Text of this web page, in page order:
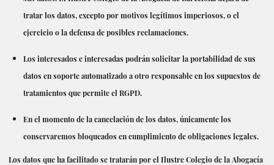
tratar los datos, excepto por motivos legítimos imperiosos, o el
ejercicio o la defensa de posibles reclamaciones.
Los interesados ​​e interesadas podrán solicitar la portabilidad de sus
datos en soporte automatizado a otro responsable en los supuestos de
tratamientos que permite el RGPD.
En el momento de la cancelación de los datos, únicamente los
conservaremos bloqueados en cumplimiento de obligaciones legales.
Los datos que ha facilitado se tratarán por el Ilustre Colegio de la Abogacía